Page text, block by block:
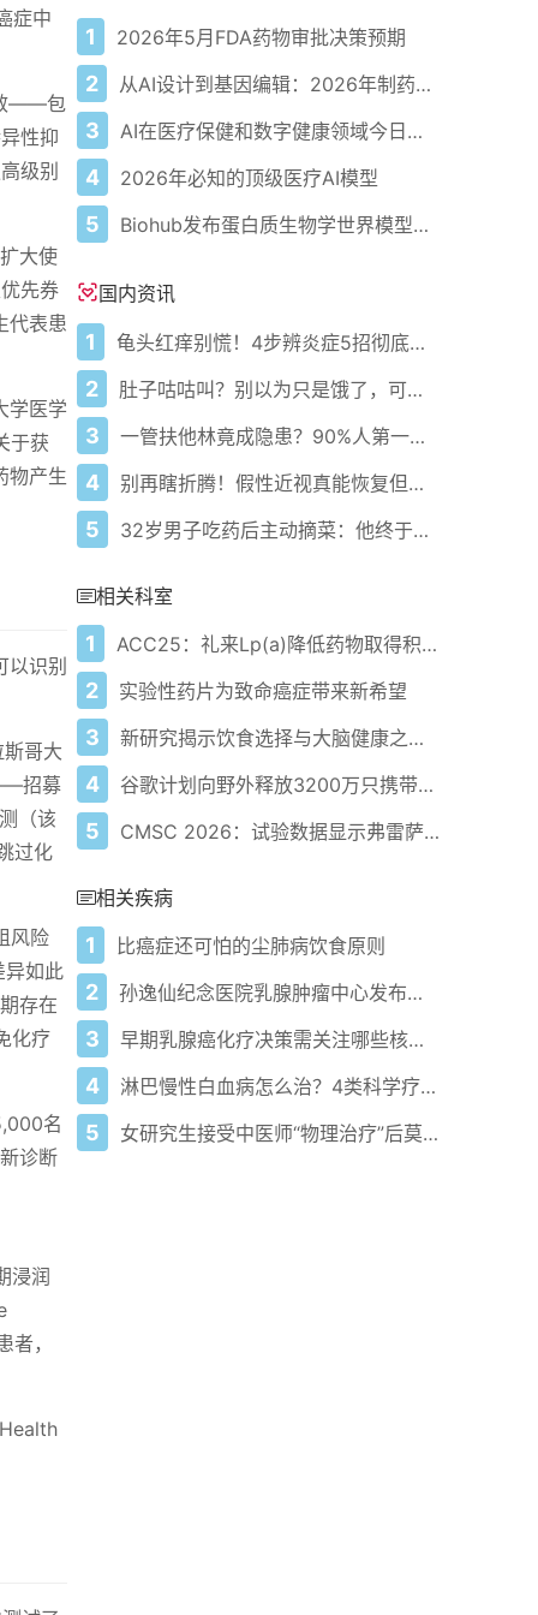
症中
效——包
性抑
级别
大使
先券
代表患
学医学
于获
物产生
以识别
哥大
招募
（该
过化
风险
异如此
存在
化疗
名
诊断
浸润
，
1 2026年5月FDA药物审批决策预期
2 从AI设计到基因编辑：2026年制药领域重大突破
3 AI在医疗保健和数字健康领域今日动态——2026年5月4日
4 2026年必知的顶级医疗AI模型
5 Biohub发布蛋白质生物学世界模型以应对疾病
国内资讯
1 龟头红痒别慌！4步辨炎症5招彻底防复发
2 肚子咕咕叫？别以为只是饿了，可能是身体在求救！
3 一管扶他林竟成隐患？90%人第一步就错了！
4 别再瞎折腾！假性近视真能恢复但只有黄金3个月
5 32岁男子吃药后主动摘菜：他终于活过来了？
相关科室
1 ACC25：礼来Lp(a)降低药物取得积极成果
2 实验性药片为致命癌症带来新希望
3 新研究揭示饮食选择与大脑健康之间存在"深刻"联系
4 谷歌计划向野外释放3200万只携带沃尔巴克氏菌的蚊子
5 CMSC 2026：试验数据显示弗雷萨利单抗益处可持续3年
相关疾病
1 比癌症还可怕的尘肺病饮食原则
2 孙逸仙纪念医院乳腺肿瘤中心发布：临床研究LIST更新版
3 早期乳腺癌化疗决策需关注哪些核心要素？
4 淋巴慢性白血病怎么治？4类科学疗法+个性化方案控病情
5 女研究生接受中医师“物理治疗”后莫名怀孕